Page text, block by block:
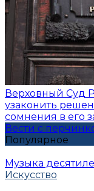
Верховный Суд
узаконить
сомнения в его
Вести с
Популярное
Музыка
Искусство